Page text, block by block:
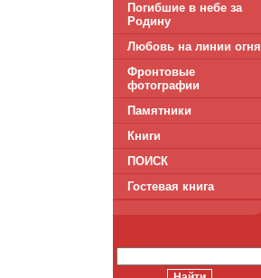
Погибшие в небе за
Родину
Любовь на линии огня
Фронтовые
фотографии
Памятники
Книги
ПОИСК
Гостевая книга